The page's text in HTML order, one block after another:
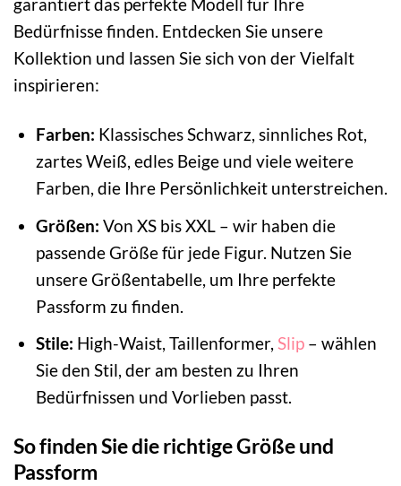
garantiert das perfekte Modell für Ihre
Bedürfnisse finden. Entdecken Sie unsere
Kollektion und lassen Sie sich von der Vielfalt
inspirieren:
Farben: Klassisches Schwarz, sinnliches Rot,
zartes Weiß, edles Beige und viele weitere
Farben, die Ihre Persönlichkeit unterstreichen.
Größen: Von XS bis XXL – wir haben die
passende Größe für jede Figur. Nutzen Sie
unsere Größentabelle, um Ihre perfekte
Passform zu finden.
Stile: High-Waist, Taillenformer, Slip– wählen
Sie den Stil, der am besten zu Ihren
Bedürfnissen und Vorlieben passt.
So finden Sie die richtige Größe und
Passform